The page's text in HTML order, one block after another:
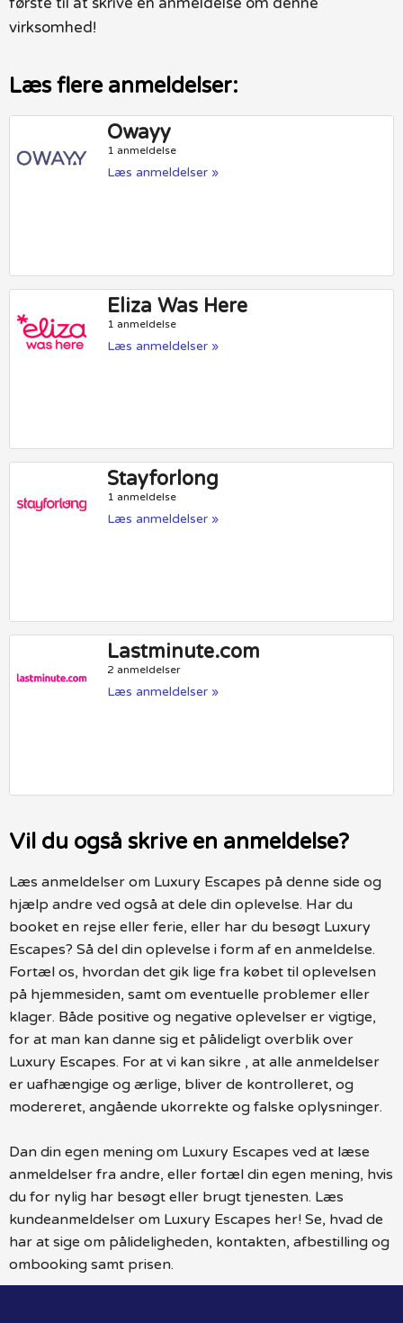
virksomhed!
Læs flere anmeldelser:
Owayy
1 anmeldelse
Læs anmeldelser »
Eliza Was Here
1 anmeldelse
Læs anmeldelser »
Stayforlong
1 anmeldelse
Læs anmeldelser »
Lastminute.com
2 anmeldelser
Læs anmeldelser »
Vil du også skrive en anmeldelse?
Læs anmeldelser om Luxury Escapes på denne side og
hjælp andre ved også at dele din oplevelse. Har du
booket en rejse eller ferie, eller har du besøgt Luxury
Escapes? Så del din oplevelse i form af en anmeldelse.
Fortæl os, hvordan det gik lige fra købet til oplevelsen
på hjemmesiden, samt om eventuelle problemer eller
klager. Både positive og negative oplevelser er vigtige,
for at man kan danne sig et pålideligt overblik over
Luxury Escapes. For at vi kan sikre , at alle anmeldelser
er uafhængige og ærlige, bliver de kontrolleret, og
modereret, angående ukorrekte og falske oplysninger.
Dan din egen mening om Luxury Escapes ved at læse
anmeldelser fra andre, eller fortæl din egen mening, hvis
du for nylig har besøgt eller brugt tjenesten. Læs
kundeanmeldelser om Luxury Escapes her! Se, hvad de
har at sige om pålideligheden, kontakten, afbestilling og
ombooking samt prisen.